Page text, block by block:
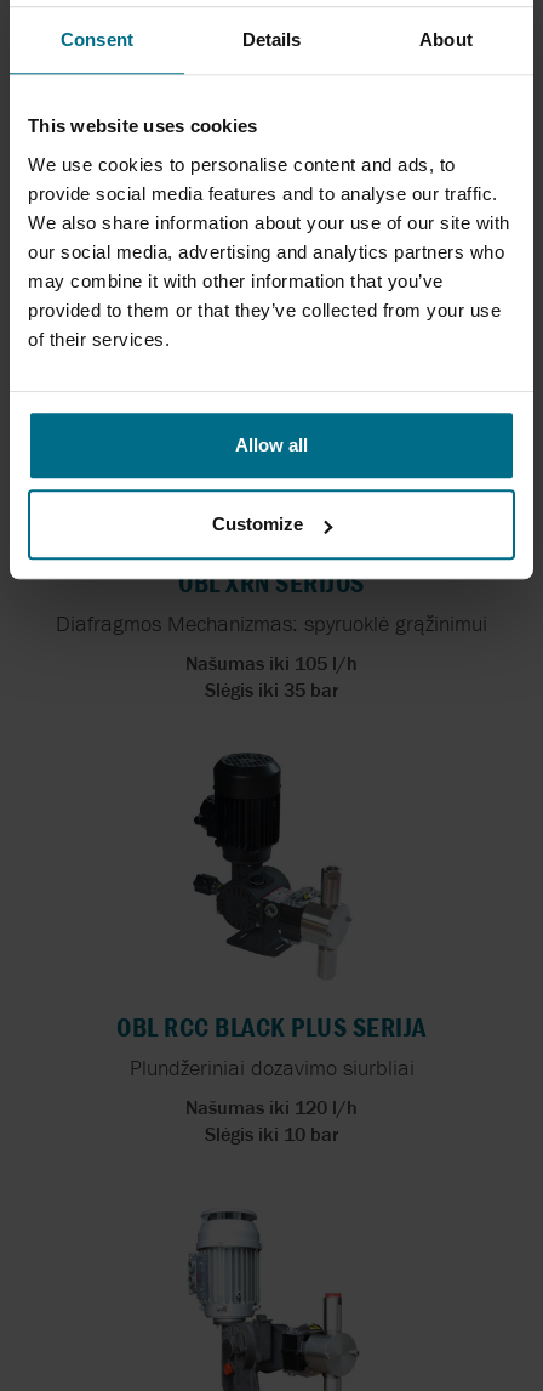
Consent Details About
This website uses cookies
We use cookies to personalise content and ads, to
provide social media features and to analyse our traffic.
We also share information about your use of our site with
our social media, advertising and analytics partners who
may combine it with other information that you’ve
provided to them or that they’ve collected from your use
of their services.
Allow all
Customize
PRODUKTŲ GRUPĖS
IŠSKIRTINĖS SAVYBĖS
SERTIFIKATAI
OBL XRN SERIJOS
Diafragmos Mechanizmas: spyruoklė grąžinimui
Našumas iki 105 l/h
Slėgis iki 35 bar
OBL RCC BLACK PLUS SERIJA
Plundžeriniai dozavimo siurbliai
Našumas iki 120 l/h
Slėgis iki 10 bar